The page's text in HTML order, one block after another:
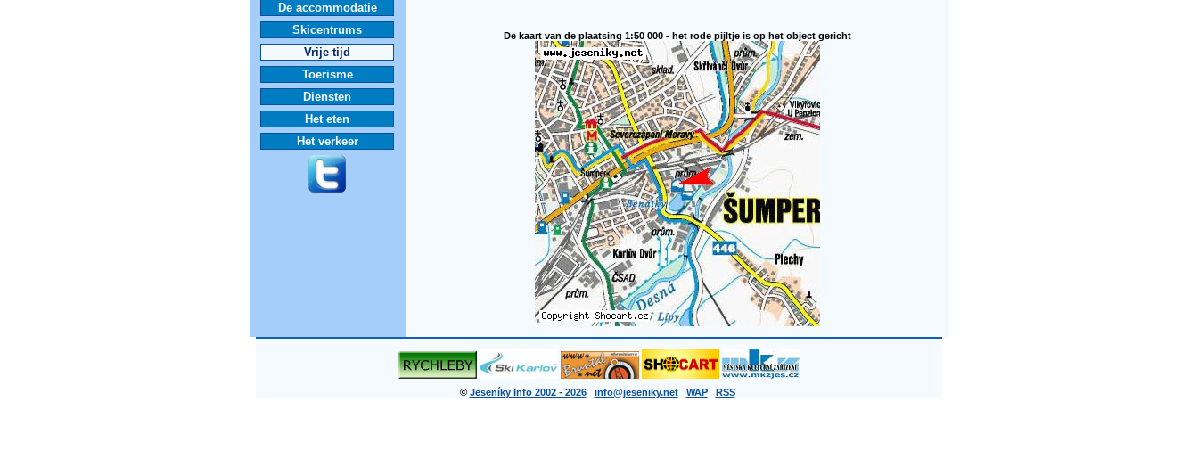
De accommodatie
Skicentrums
Vrije tijd
Toerisme
Diensten
Het eten
Het verkeer
De kaart van de plaatsing 1:50 000 - het rode pijltje is op het object gericht
© Jeseníky Info 2002 - 2026 info@jeseniky.net WAP RSS